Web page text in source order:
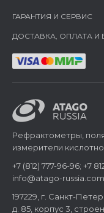
ГАРАНТИЯ И СЕРВИС
ДОСТАВКА, ОПЛАТА И
Рефрактометры,
измерители
+7 (812) 777-96-96; +7
info@atago-russia.com
197229, г. Санкт-
д. 85, корпус 3,